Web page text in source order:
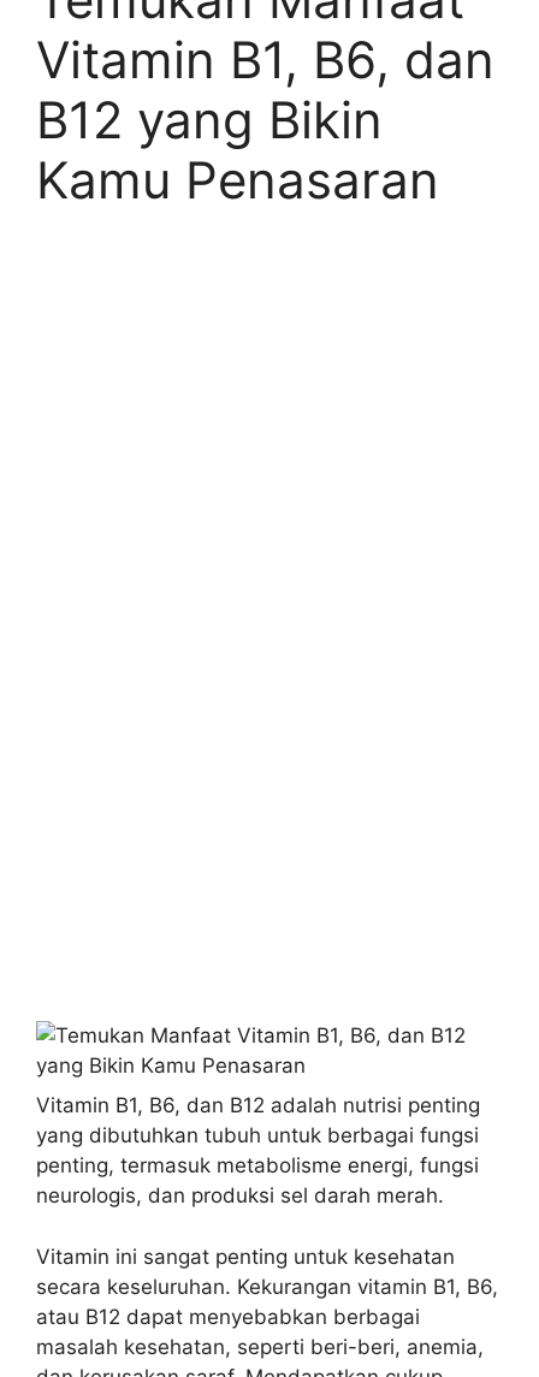
Vitamin B1, B6, dan
B12 yang Bikin
Kamu Penasaran
Vitamin B1, B6, dan B12 adalah nutrisi penting
yang dibutuhkan tubuh untuk berbagai fungsi
penting, termasuk metabolisme energi, fungsi
neurologis, dan produksi sel darah merah.
Vitamin ini sangat penting untuk kesehatan
secara keseluruhan. Kekurangan vitamin B1, B6,
atau B12 dapat menyebabkan berbagai
masalah kesehatan, seperti beri-beri, anemia,